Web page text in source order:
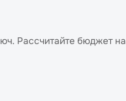
Рассчитайте бюджет